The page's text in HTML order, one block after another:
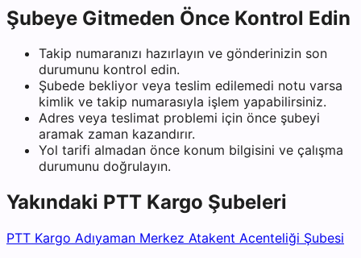
Şubeye Gitmeden Önce Kontrol Edin
Takip numaranızı hazırlayın ve gönderinizin son
durumunu kontrol edin.
Şubede bekliyor veya teslim edilemedi notu varsa
kimlik ve takip numarasıyla işlem yapabilirsiniz.
Adres veya teslimat problemi için önce şubeyi
aramak zaman kazandırır.
Yol tarifi almadan önce konum bilgisini ve çalışma
durumunu doğrulayın.
Yakındaki PTT Kargo Şubeleri
PTT Kargo Adıyaman Merkez Atakent Acenteliği Şubesi